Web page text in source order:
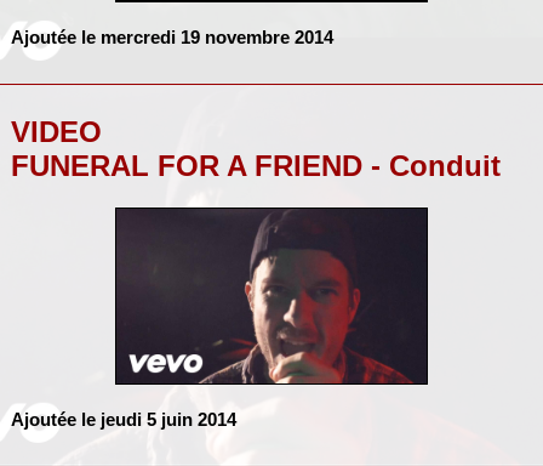
Ajoutée le mercredi 19 novembre 2014
VIDEO
FUNERAL FOR A FRIEND - Conduit
Ajoutée le jeudi 5 juin 2014